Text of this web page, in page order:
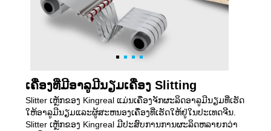
ເຄື່ອງທີ່ມີອາລູມີນຽມເຄື່ອງ Slitting
Slitter ເຫຼັກຂອງ Kingreal ແມ່ນເຄື່ອງຈັກຜະລິດອາລູມີນຽມທີ່ເຮັດ
ໃຫ້ອາລູມີນຽມແລະຜູ້ສະຫນອງເຄື່ອງທີ່ເຮັດໃຫ້ຢູ່ໃນປະເທດຈີນ.
Slitter ເຫຼັກຂອງ Kingreal ມີປະສົບການການຜະລິດຫລາຍກວ່າ